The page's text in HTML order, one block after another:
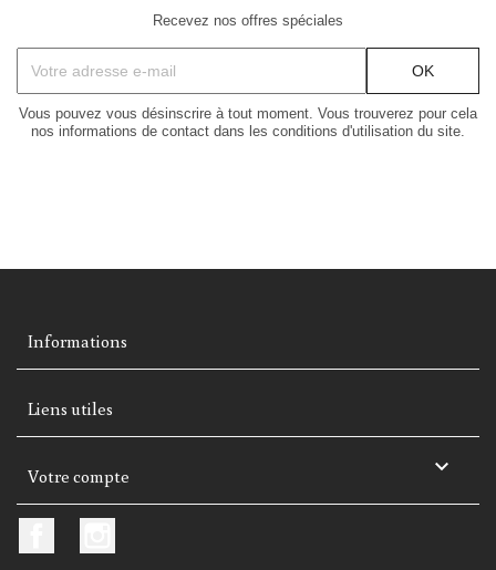
Recevez nos offres spéciales
Vous pouvez vous désinscrire à tout moment. Vous trouverez pour cela
nos informations de contact dans les conditions d'utilisation du site.
Informations
Liens utiles
Votre compte 